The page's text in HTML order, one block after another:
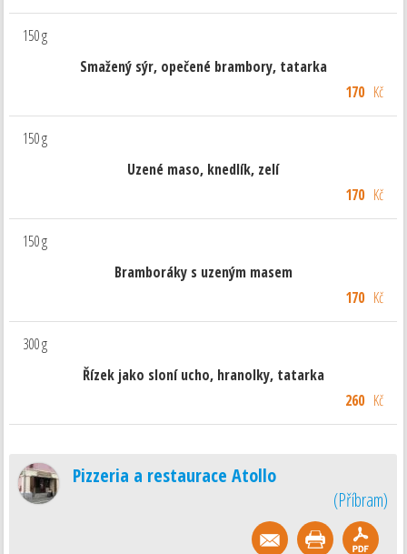
150 g
Smažený sýr, opečené brambory, tatarka
170Kč
150 g
Uzené maso, knedlík, zelí
170Kč
150 g
Bramboráky s uzeným masem
170Kč
300 g
Řízek jako sloní ucho, hranolky, tatarka
260Kč
Pizzeria a restaurace Atollo
(Příbram)